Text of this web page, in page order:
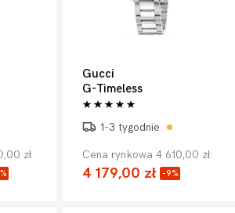
zł
Gucci
G-Timeless
1-3 tygodnie
Cena rynkowa 4 610,00 zł
4 179,00 zł -9%